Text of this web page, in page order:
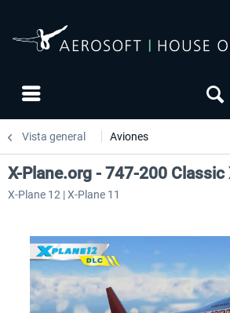
Vista general Aviones
X-Plane.org - 747-200 Classic
X-Plane 12 | X-Plane 11